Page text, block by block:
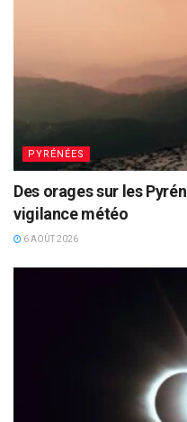
PYRÉNÉES
Des orages sur les
vigilance météo
6 AOÛT 2026